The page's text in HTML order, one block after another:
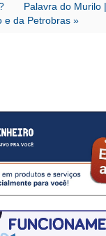
Palavra do Murilo
e da Petrobras »